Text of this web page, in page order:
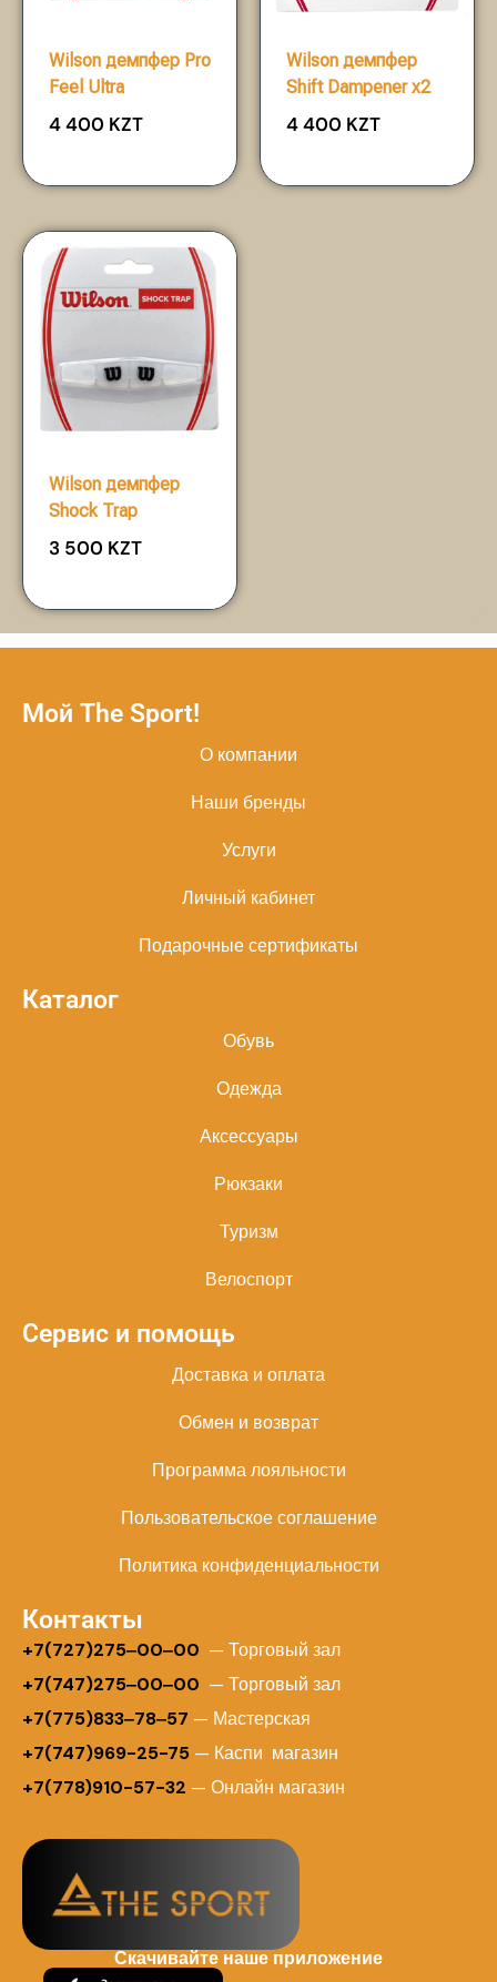
Wilson демпфер Pro
Feel Ultra
4 400 KZT
Wilson демпфер
Shift Dampener х2
4 400 KZT
Wilson демпфер
Shock Trap
3 500 KZT
Мой The Sport!
О компании
Наши бренды
Услуги
Личный кабинет
Подарочные сертификаты
Каталог
Обувь
Одежда
Аксессуары
Рюкзаки
Туризм
Велоспорт
Сервис и помощь
Доставка и оплата
Обмен и возврат
Программа лояльности
Пользовательское соглашение
Политика конфиденциальности
Контакты
+7(727)275‒00‒00 — Торговый зал
+7(747)275‒00‒00 — Торговый зал
+7(775)833‒78‒57 — Мастерская
+7(747)969-25-75 — Каспи магазин
+7(778)910-57-32 — Онлайн магазин
Скачивайте наше приложение